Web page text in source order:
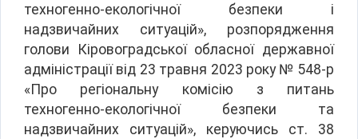
техногенно-екологічної безпеки і
надзвичайних ситуацій», розпорядження
голови Кіровоградської обласної державної
адміністрації від 23 травня 2023 року № 548-р
«Про регіональну комісію з питань
техногенно-екологічної безпеки та
надзвичайних ситуацій», керуючись ст. 38